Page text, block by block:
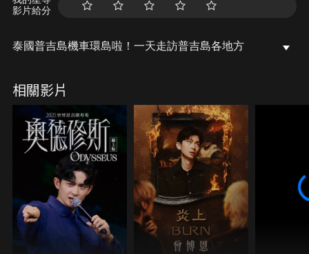
影片給分
泰國普吉島機車環島啦！一天走訪普吉島各地方
相關影片